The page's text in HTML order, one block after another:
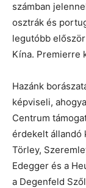
számban
osztrák és
legutóbb
Kína. Premierre
Hazánk
képviseli,
Centrum
érdekelt állandó
Törley,
Edegger és a
a Degenfeld